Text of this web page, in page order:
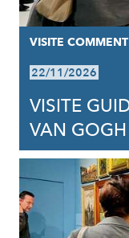
VISITE
22/11/2026
VISITE
VAN